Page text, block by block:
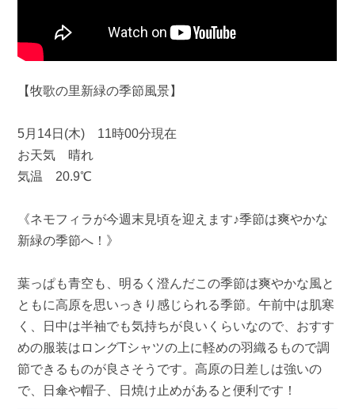
【牧歌の里新緑の季節風景】
5月14日(木) 11時00分現在
お天気 晴れ
気温 20.9℃
《ネモフィラが今週末見頃を迎えます♪季節は爽やかな
新緑の季節へ！》
葉っぱも青空も、明るく澄んだこの季節は爽やかな風と
ともに高原を思いっきり感じられる季節。午前中は肌寒
く、日中は半袖でも気持ちが良いくらいなので、おすす
めの服装はロングTシャツの上に軽めの羽織るもので調
節できるものが良さそうです。高原の日差しは強いの
で、日傘や帽子、日焼け止めがあると便利です！